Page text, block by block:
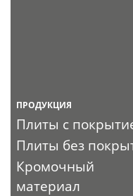
ПРОДУКЦИЯ
Плиты с
Плиты без
Кромочный
материал